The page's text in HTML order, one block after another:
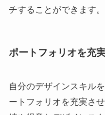
チすることができます。
ポートフォリオを充
自分のデザインスキル
ートフォリオを充実さ